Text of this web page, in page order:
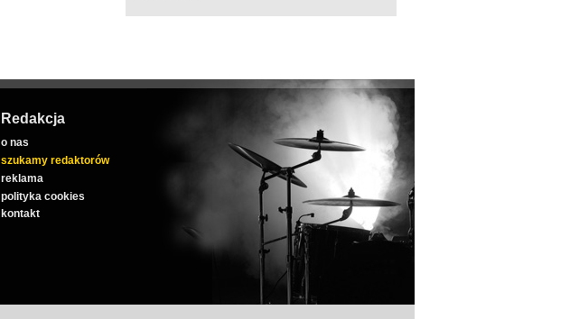
Redakcja
o nas
szukamy redaktorów
reklama
polityka cookies
kontakt